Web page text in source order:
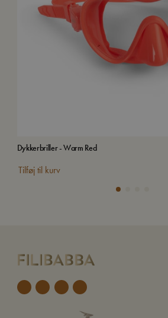
Dykkerbriller - Warm Red
Tilføj til kurv